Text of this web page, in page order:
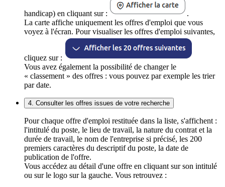
handicap) en cliquant sur :
.
La carte affiche uniquement les offres d'emploi que vous
voyez à l'écran. Pour visualiser les offres d'emploi suivantes,
cliquez sur :
Vous avez également la possibilité de changer le
« classement » des offres : vous pouvez par exemple les trier
par date.
4. Consulter les offres issues de votre recherche
Pour chaque offre d'emploi restituée dans la liste, s'affichent :
l'intitulé du poste, le lieu de travail, la nature du contrat et la
durée de travail, le nom de l'entreprise si précisé, les 200
premiers caractères du descriptif du poste, la date de
publication de l'offre.
Vous accédez au détail d'une offre en cliquant sur son intitulé
ou sur le logo sur la gauche. Vous retrouvez :